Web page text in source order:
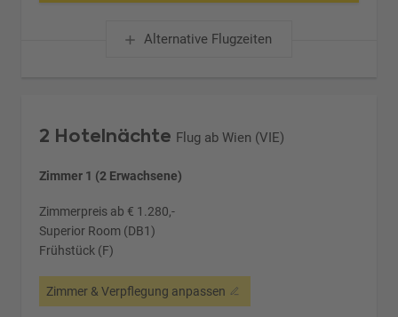
Alternative Flugzeiten
2 Hotelnächte Flug ab Wien (VIE)
Zimmer 1 (2 Erwachsene)
Zimmerpreis ab € 1.280,-
Superior Room (DB1)
Frühstück (F)
Zimmer & Verpflegung anpassen